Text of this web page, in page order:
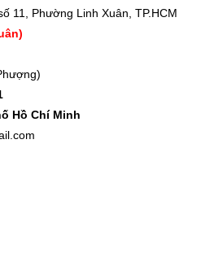
11, Phường Linh Xuân, TP.HCM
Hồ Chí Minh